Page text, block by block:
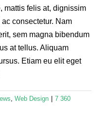
mattis felis at, dignissim
consectetur. Nam
sem magna bibendum
at tellus. Aliquam
Etiam eu elit eget
Web Design | 7 360